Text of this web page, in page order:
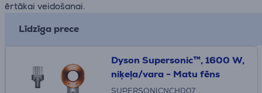
ērtākai veidošanai.
Līdzīga prece
Dyson Supersonic™, 1600 W,
niķeļa/vara - Matu fēns
SUPERSONICNCHD07